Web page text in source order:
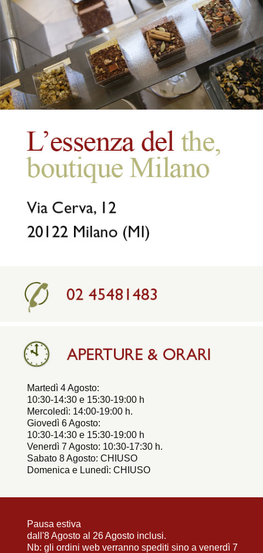
Martedì 4 Agosto:
10:30-14:30 e 15:30-19:00 h
Mercoledì: 14:00-19:00 h.
Giovedì 6 Agosto:
10:30-14:30 e 15:30-19:00 h
Venerdì 7 Agosto: 10:30-17:30 h.
Sabato 8 Agosto: CHIUSO
Domenica e Lunedì: CHIUSO
Pausa estiva
dall'8 Agosto al 26 Agosto inclusi.
Nb: gli ordini web verranno spediti sino a venerdì 7